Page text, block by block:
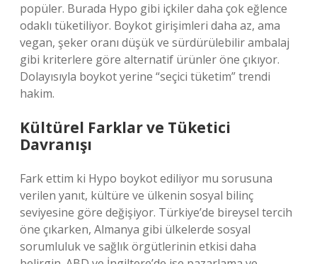
popüler. Burada Hypo gibi içkiler daha çok eğlence
odaklı tüketiliyor. Boykot girişimleri daha az, ama
vegan, şeker oranı düşük ve sürdürülebilir ambalaj
gibi kriterlere göre alternatif ürünler öne çıkıyor.
Dolayısıyla boykot yerine “seçici tüketim” trendi
hakim.
Kültürel Farklar ve Tüketici
Davranışı
Fark ettim ki Hypo boykot ediliyor mu sorusuna
verilen yanıt, kültüre ve ülkenin sosyal bilinç
seviyesine göre değişiyor. Türkiye’de bireysel tercih
öne çıkarken, Almanya gibi ülkelerde sosyal
sorumluluk ve sağlık örgütlerinin etkisi daha